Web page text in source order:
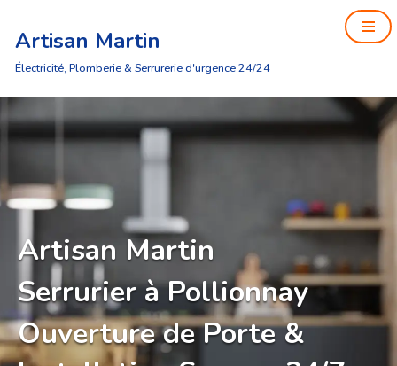
Aller
au
Artisan Martin
Électricité, Plomberie & Serrurerie d'urgence 24/24
Artisan Martin
Serrurier à Pollionnay
Ouverture de Porte &